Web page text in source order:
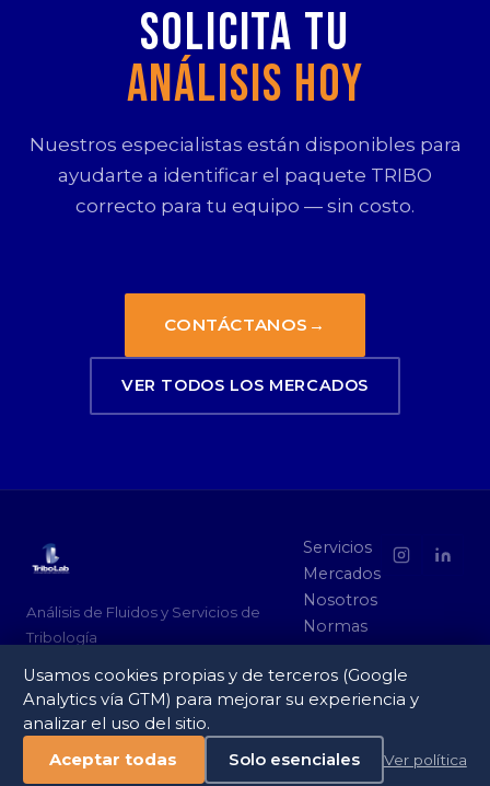
Solicita tu
Análisis Hoy
Nuestros especialistas están disponibles para
ayudarte a identificar el paquete TRIBO
correcto para tu equipo — sin costo.
CONTÁCTANOS →
VER TODOS LOS MERCADOS
Análisis de Fluidos y Servicios de
Tribología
Servicios
Mercados
Nosotros
Normas
Contacto
© 2026 Tribo-Labs. Todos los derechos reservados. ·
www.tribo-labs.com
Usamos cookies propias y de terceros (Google
Analytics vía GTM) para mejorar su experiencia y
analizar el uso del sitio.
Aceptar todas
Solo esenciales Ver política